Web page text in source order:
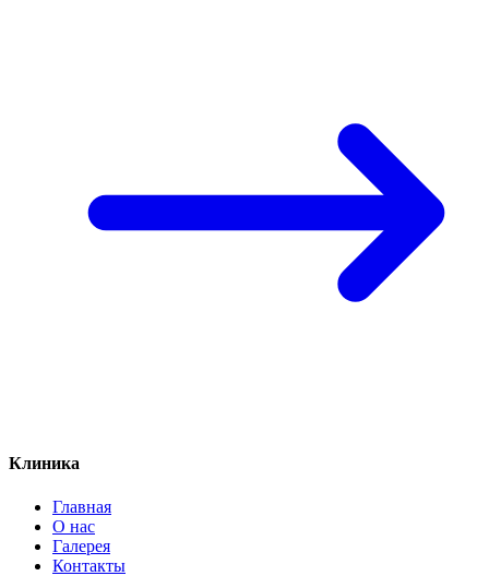
Клиника
Главная
О нас
Галерея
Контакты